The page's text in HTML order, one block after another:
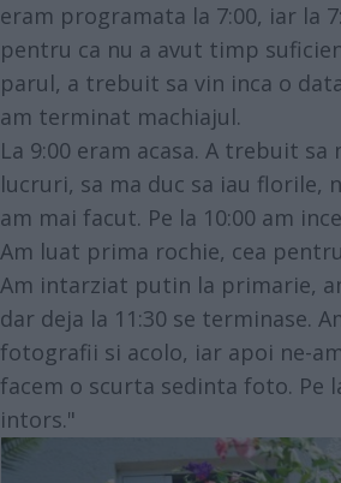
eram programata la 7:00, iar la
pentru ca nu a avut timp
parul, a trebuit sa vin inca o
am terminat machiajul.
La 9:00 eram acasa. A trebuit sa
lucruri, sa ma duc sa iau florile,
am mai facut. Pe la 10:00 am
Am luat prima rochie, cea
Am intarziat putin la primarie,
dar deja la 11:30 se terminase.
fotografii si acolo, iar apoi ne-
facem o scurta sedinta foto. Pe
intors."